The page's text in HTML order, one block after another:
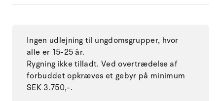
Ingen udlejning til ungdomsgrupper, hvor
alle er 15-25 år.
Rygning ikke tilladt. Ved overtrædelse af
forbuddet opkræves et gebyr på minimum
SEK 3.750,-.